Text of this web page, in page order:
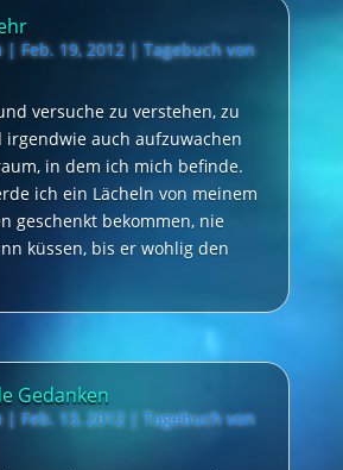
|Feb. 19, 2012| Tagebuch von
versuche zu verstehen, zu
auch aufzuwachen
in dem ich mich befinde.
ich ein Lächeln von meinem
geschenkt bekommen, nie
küssen, bis er wohlig den
Gedanken
| Feb. 13, 2012| Tagebuch von